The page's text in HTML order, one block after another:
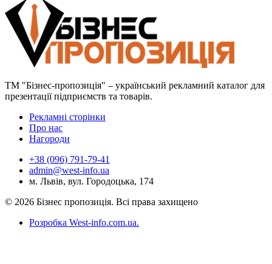
ТМ "Бізнес-пропозиція" – український рекламний каталог для
презентації підприємств та товарів.
Рекламні сторінки
Про нас
Нагороди
+38 (096) 791-79-41
admin@west-info.ua
м. Львів, вул. Городоцька, 174
© 2026 Бізнес пропозиція. Всі права захищено
Розробка West-info.com.ua.